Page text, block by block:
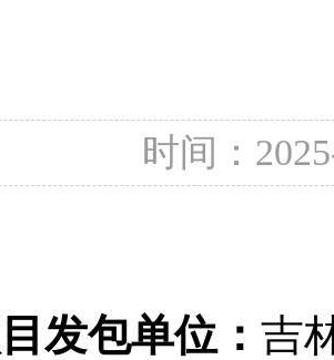
时间：
发包单位： 吉